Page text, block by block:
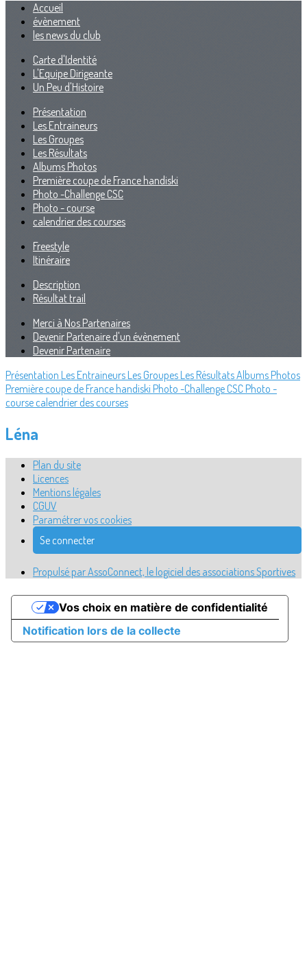
Accueil
évènement
les news du club
Carte d'Identité
L'Equipe Dirigeante
Un Peu d'Histoire
Présentation
Les Entraineurs
Les Groupes
Les Résultats
Albums Photos
Première coupe de France handiski
Photo -Challenge CSC
Photo - course
calendrier des courses
Freestyle
Itinéraire
Description
Résultat trail
Merci à Nos Partenaires
Devenir Partenaire d'un évènement
Devenir Partenaire
Présentation Les Entraineurs Les Groupes Les RésultatsAlbums Photos
Première coupe de France handiski Photo -Challenge CSC Photo -
course calendrier des courses
Léna
Plan du site
Licences
Mentions légales
CGUV
Paramétrer vos cookies
Se connecter
Propulsé par AssoConnect, le logiciel des associations Sportives
Notification lors de la collecte
Vos choix en matière de confidentialité